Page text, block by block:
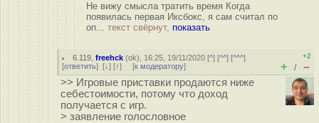
Не вижу смысла тратить время Когда
появилась первая Иксбокс, я сам считал по
оп... текст свёрнут, показать
6.119 ,freehck (ok), 16:25, 19/11/2020 [^] [^^] [^^^]
[ответить] [↓] [↑] [к модератору]
+2
+ / –
>> Игровые приставки продаются ниже
себестоимости, потому что доход
получается с игр.
> заявление голословное